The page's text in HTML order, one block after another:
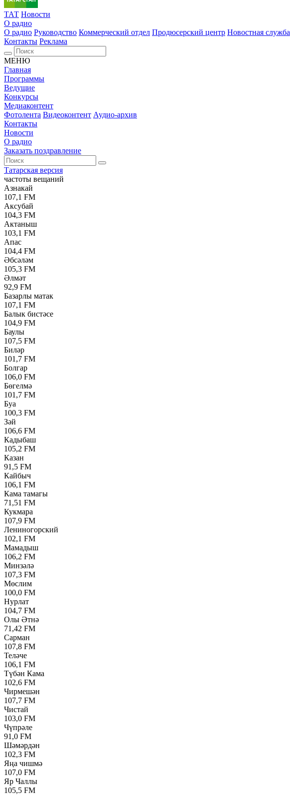
ТАТ Новости
О радио
О радио Руководство Коммерческий отдел Продюсерский центр Новостная служба
Контакты Реклама
МЕНЮ
Главная
Программы
Ведущие
Конкурсы
Медиаконтент
Фотолента Видеоконтент Аудио-архив
Контакты
Новости
О радио
Заказать поздравление
Татарская версия
частоты вещаний
Азнакай
107,1 FM
Аксубай
104,3 FM
Актаныш
103,1 FM
Апас
104,4 FM
Әбсәләм
105,3 FM
Әлмәт
92,9 FM
Базарлы матак
107,1 FM
Балык бистәсе
104,9 FM
Баулы
107,5 FM
Биләр
101,7 FM
Болгар
106,0 FM
Бөгелмә
101,7 FM
Буа
100,3 FM
Зәй
106,6 FM
Кадыбаш
105,2 FM
Казан
91,5 FM
Кайбыч
106,1 FM
Кама тамагы
71,51 FM
Кукмара
107,9 FM
Лениногорский
102,1 FM
Мамадыш
106,2 FM
Минзәлә
107,3 FM
Мөслим
100,0 FM
Нурлат
104,7 FM
Олы Әтнә
71,42 FM
Сарман
107,8 FM
Теләче
106,1 FM
Түбән Кама
102,6 FM
Чирмешән
107,7 FM
Чистай
103,0 FM
Чүпрәле
91,0 FM
Шәмәрдән
102,3 FM
Яңа чишмә
107,0 FM
Яр Чаллы
105,5 FM